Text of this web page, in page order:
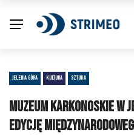
JELENIA GÓRA KULTURA SZTUKA
Muzeum Karkonoskie w
edycję